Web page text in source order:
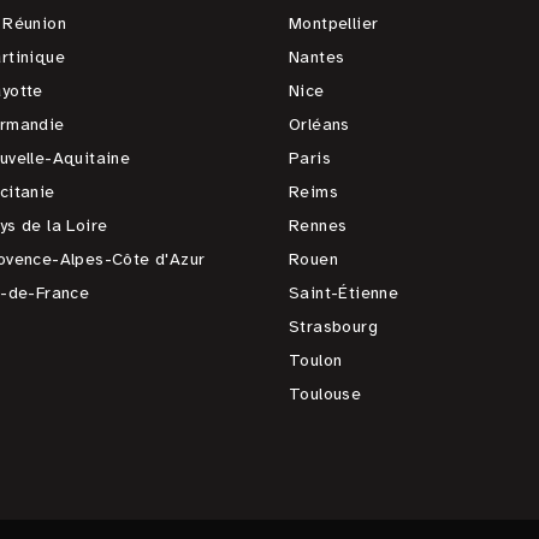
Aquitaine
de la Loire
Alpes-Côte d'Azur
de-France
Montpellier
Nantes
Nice
Orléans
Paris
Reims
Rennes
Rouen
Saint-Étienne
Strasbourg
Toulon
Toulouse